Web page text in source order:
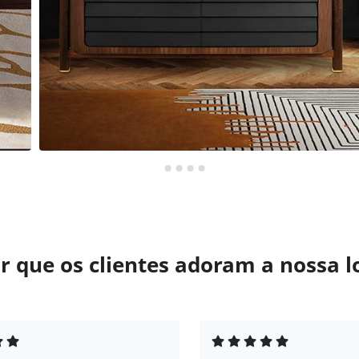
que os clientes adoram a nossa